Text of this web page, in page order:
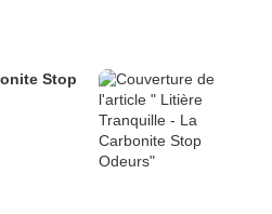
Stop